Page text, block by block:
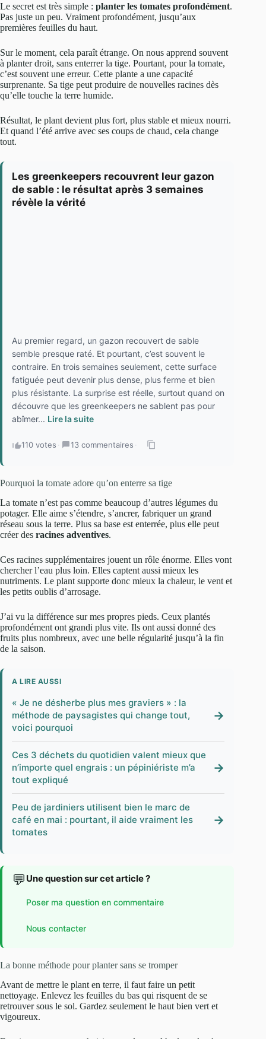
Le secret est très simple : planter les tomates profondément.
Pas juste un peu. Vraiment profondément, jusqu’aux
premières feuilles du haut.
Sur le moment, cela paraît étrange. On nous apprend souvent
à planter droit, sans enterrer la tige. Pourtant, pour la tomate,
c’est souvent une erreur. Cette plante a une capacité
surprenante. Sa tige peut produire de nouvelles racines dès
qu’elle touche la terre humide.
Résultat, le plant devient plus fort, plus stable et mieux nourri.
Et quand l’été arrive avec ses coups de chaud, cela change
tout.
Les greenkeepers recouvrent leur gazon
de sable : le résultat après 3 semaines
révèle la vérité
Au premier regard, un gazon recouvert de sable
semble presque raté. Et pourtant, c’est souvent le
contraire. En trois semaines seulement, cette surface
fatiguée peut devenir plus dense, plus ferme et bien
plus résistante. La surprise est réelle, surtout quand on
découvre que les greenkeepers ne sablent pas pour
abîmer... Lire la suite
110 votes · 13 commentaires ·
Pourquoi la tomate adore qu’on enterre sa tige
La tomate n’est pas comme beaucoup d’autres légumes du
potager. Elle aime s’étendre, s’ancrer, fabriquer un grand
réseau sous la terre. Plus sa base est enterrée, plus elle peut
créer des racines adventives.
Ces racines supplémentaires jouent un rôle énorme. Elles vont
chercher l’eau plus loin. Elles captent aussi mieux les
nutriments. Le plant supporte donc mieux la chaleur, le vent et
les petits oublis d’arrosage.
J’ai vu la différence sur mes propres pieds. Ceux plantés
profondément ont grandi plus vite. Ils ont aussi donné des
fruits plus nombreux, avec une belle régularité jusqu’à la fin
de la saison.
A LIRE AUSSI
« Je ne désherbe plus mes graviers » : la
méthode de paysagistes qui change tout,
voici pourquoi
→
Ces 3 déchets du quotidien valent mieux que
n’importe quel engrais : un pépiniériste m’a
tout expliqué
→
Peu de jardiniers utilisent bien le marc de
café en mai : pourtant, il aide vraiment les
tomates
→
💬 Une question sur cet article ?
Poser ma question en commentaire
Nous contacter
La bonne méthode pour planter sans se tromper
Avant de mettre le plant en terre, il faut faire un petit
nettoyage. Enlevez les feuilles du bas qui risquent de se
retrouver sous le sol. Gardez seulement le haut bien vert et
vigoureux.